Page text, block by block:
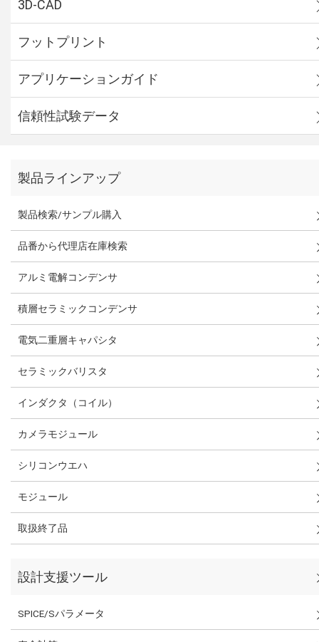
3D-CAD
フットプリント
アプリケーションガイド
信頼性試験データ
製品ラインアップ
製品検索/サンプル購入
品番から代理店在庫検索
アルミ電解コンデンサ
積層セラミックコンデンサ
電気二重層キャパシタ
セラミックバリスタ
インダクタ（コイル）
カメラモジュール
シリコンウエハ
モジュール
取扱終了品
設計支援ツール
SPICE/Sパラメータ